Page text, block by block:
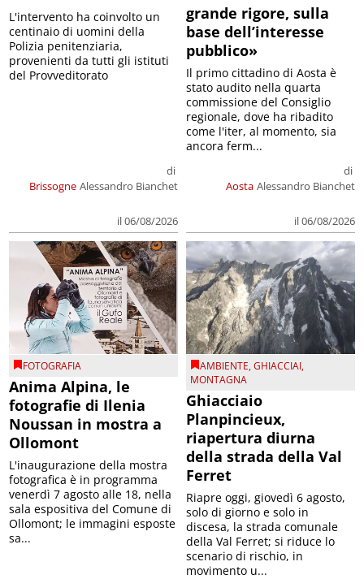
Brissogne
di
Alessandro Bianchet
il 06/08/2026
L'intervento ha coinvolto un
centinaio di uomini della
Polizia penitenziaria,
provenienti da tutti gli istituti
del Provveditorato
grande rigore, sulla
base dell’interesse
pubblico»
Aosta
di
Alessandro Bianchet
il 06/08/2026
Il primo cittadino di Aosta è
stato audito nella quarta
commissione del Consiglio
regionale, dove ha ribadito
come l'iter, al momento, sia
ancora ferm...
FOTOGRAFIA
Anima Alpina, le
fotografie di Ilenia
Noussan in mostra a
Ollomont
L'inaugurazione della mostra
fotografica è in programma
venerdì 7 agosto alle 18, nella
sala espositiva del Comune di
Ollomont; le immagini esposte
sa...
AMBIENTE,GHIACCIAI,
MONTAGNA
Ghiacciaio
Planpincieux,
riapertura diurna
della strada della Val
Ferret
Riapre oggi, giovedì 6 agosto,
solo di giorno e solo in
discesa, la strada comunale
della Val Ferret; si riduce lo
scenario di rischio, in
movimento u...